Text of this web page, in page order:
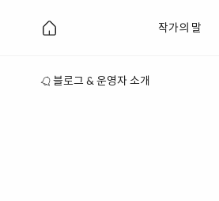
작가의 말
블로그 & 운영자 소개